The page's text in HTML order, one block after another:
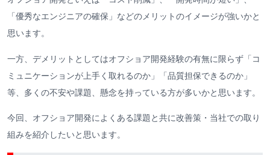
「優秀なエンジニアの確保」などのメリットのイメージが強いかと
思います。
一方、デメリットとしてはオフショア開発経験の有無に限らず「コ
ミュニケーションが上手く取れるのか」「品質担保できるのか」
等、多くの不安や課題、懸念を持っている方が多いかと思います。
今回、オフショア開発によくある課題と共に改善策・当社での取り
組みを紹介したいと思います。